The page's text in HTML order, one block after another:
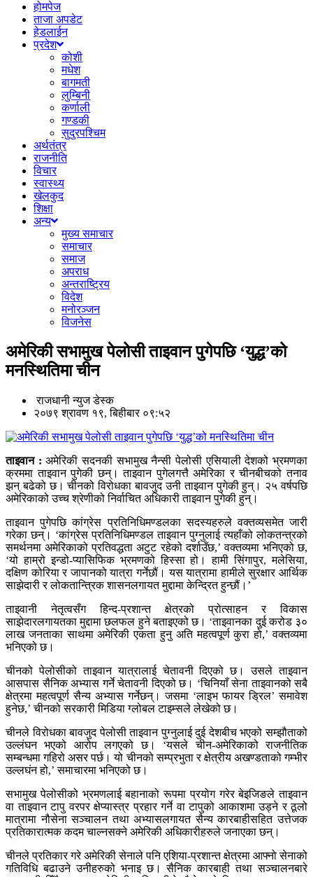
होमपेज
ताजा अपडेट
हेडलाईन
प्रदेश
कोशी
मधेश
बागमती
लुम्बिनी
कर्णाली
गण्डकी
सुदुरपश्चिम
अर्थतंत्र
राजनीति
विचार
स्वास्थ्य
खेलकुद
शिक्षा
अन्य
मुख्य समाचार
समाचार
समाज
अपराध
अन्तराष्ट्रिय
विदेश
मनोरञ्जन
विजनेस
अमेरिकी सभामुख पेलोसी ताइवान पुगेपछि ‘युद्ध’को
मनस्थितिमा चीन
राजधानी न्युज डेस्क
२०७९ श्रावण १९, बिहीबार ०९:५२
ताइवान : अमेरिकी सदनकी सभामुख नैन्सी पेलोसी एसियाली देशको भ्रमणका
क्रममा ताइवान पुगेकी छन्। ताइवान पुगेलगत्तै अमेरिका र चीनबीचको तनाव
झन् बढेको छ। चीनको विरोधका बावजुद उनी ताइवान पुगेकी हुन्। २५ वर्षपछि
अमेरिकाको उच्च श्रेणीको निर्वाचित अधिकारी ताइवान पुगेकी हुन्।
ताइवान पुगेपछि कांग्रेस प्रतिनिधिमण्डलका सदस्यहरुले वक्तव्यसमेत जारी
गरेका छन्। ‘कांग्रेस प्रतिनिधिमण्डल ताइवान पुग्नुलाई त्यहाँको लोकतन्त्रको
समर्थनमा अमेरिकाको प्रतिवद्धता अटुट रहेको दर्शाउँछ,’ वक्तव्यमा भनिएको छ,
‘यो हाम्रो इन्डो-प्यासिफिक भ्रमणको हिस्सा हो। हामी सिंगापुर, मलेसिया,
दक्षिण कोरिया र जापानको यात्रा गर्नेछौं। यस यात्रामा हामीले सुरक्षार आर्थिक
साझेदारी र लोकतान्त्रिक शासनलगायत मुद्दामा केन्द्रित हुन्छौं।’
ताइवानी नेतृत्वसँग हिन्द-प्रशान्त क्षेत्रको प्रोत्साहन र विकास
साझेदारलगायतका मुद्दामा छलफल हुने बताइएको छ। ‘ताइवानका दुई करोड ३०
लाख जनताका साथमा अमेरिकी एकता हुनु अति महत्वपूर्ण कुरा हो,’ वक्तव्यमा
भनिएको छ।
चीनको पेलोसीको ताइवान यात्रालाई चेतावनी दिएको छ। उसले ताइवान
आसपास सैनिक अभ्यास गर्ने चेतावनी दिएको छ। ‘चिनियाँ सेना ताइवानको सबै
क्षेत्रमा महत्वपूर्ण सैन्य अभ्यास गर्नेछन्। जसमा ‘लाइभ फायर ड्रिल’ समावेश
हुनेछ,’ चीनको सरकारी मिडिया ग्लोबल टाइम्सले लेखेको छ।
चीनले विरोधका बावजुद पेलोसी ताइवान पुग्नुलाई दुई देशबीच भएको सम्झौताको
उल्लंघन भएको आरोप लगएको छ। ‘यसले चीन-अमेरिकाको राजनीतिक
सम्बन्धमा गहिरो असर पर्छ। यो चीनको सम्प्रभुता र क्षेत्रीय अखण्डताको गम्‍भीर
उल्लघंन हो,’ समाचारमा भनिएको छ।
सभामुख पेलोसीको भ्रमणलाई बहानाको रूपमा प्रयोग गरेर बेइजिङले ताइवान
वा ताइवान टापु वरपर क्षेप्यास्त्र प्रहार गर्ने वा टापुको आकाशमा उड्ने र ठूलो
मात्रामा नौसेना सञ्चालन तथा अभ्यासलगायत सैन्य कारबाहीसहित उत्तेजक
प्रतिकारात्मक कदम चाल्नसक्ने अमेरिकी अधिकारीहरुले जनाएका छन्।
चीनले प्रतिकार गरे अमेरिकी सेनाले पनि एशिया-प्रशान्त क्षेत्रमा आफ्नो सेनाको
गतिविधि बढाउने उनीहरुको भनाइ छ। सैनिक कारबाही तथा सञ्चालनबारे